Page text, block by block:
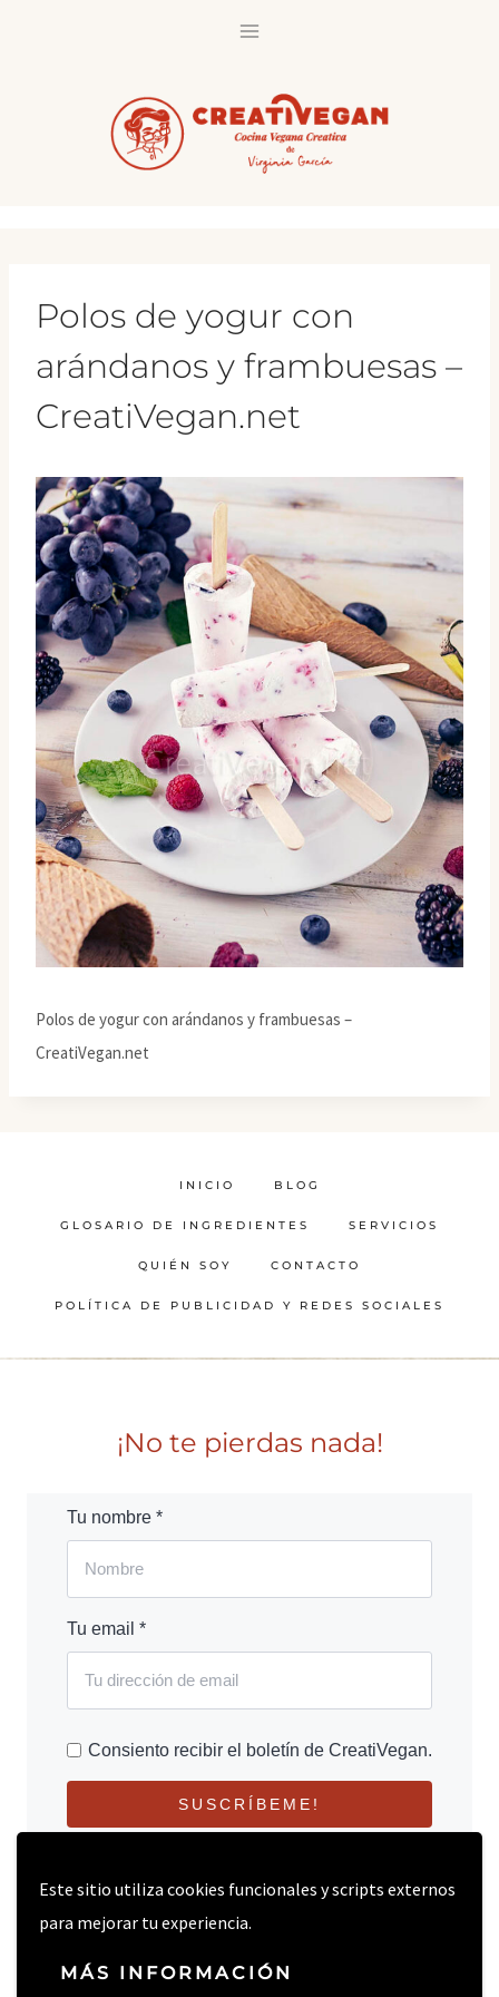
Este sitio utiliza cookies funcionales y scripts externos
para mejorar tu experiencia.
MÁS INFORMACIÓN
Polos de yogur con
arándanos y frambuesas –
CreatiVegan.net
Polos de yogur con arándanos y frambuesas –
CreatiVegan.net
INICIO BLOG
GLOSARIO DE INGREDIENTES SERVICIOS
QUIÉN SOY CONTACTO
POLÍTICA DE PUBLICIDAD Y REDES SOCIALES
¡No te pierdas nada!
Tu nombre *
Tu email *
Consiento recibir el boletín de CreatiVegan.
SUSCRÍBEME!